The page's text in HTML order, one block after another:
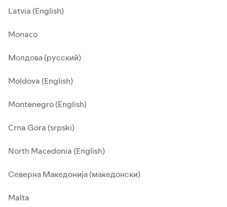
Latvia (English)
Monaco
Молдова (русский)
Moldova (English)
Montenegro (English)
Crna Gora (srpski)
North Macedonia (English)
Северна Македонија (македонски)
Malta